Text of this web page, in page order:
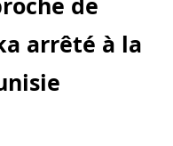
arrêté à la